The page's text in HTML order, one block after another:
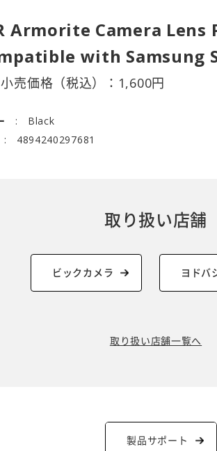
Armorite Camera
with Samsung
売価格（税込）： 1,600円
Black
4894240297681
取り扱い店舗
ビックカメラ ヨドバ
取り扱い店舗一覧へ
製品サポート